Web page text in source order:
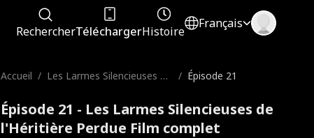
RechercherTéléchargerHistoire
Français
Accueil / Les Larmes Silencieuses de
/ Épisode 21
Épisode 21 - Les Larmes Silencieuses de
l'Héritière Perdue Film complet